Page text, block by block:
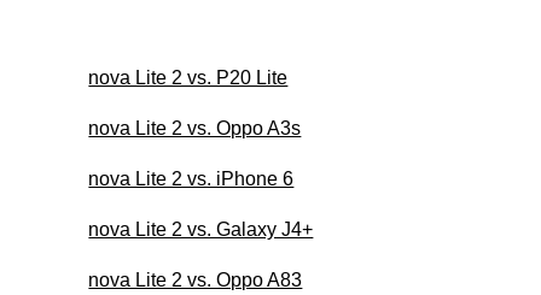
nova Lite 2 vs. P20 Lite
nova Lite 2 vs. Oppo A3s
nova Lite 2 vs. iPhone 6
nova Lite 2 vs. Galaxy J4+
nova Lite 2 vs. Oppo A83